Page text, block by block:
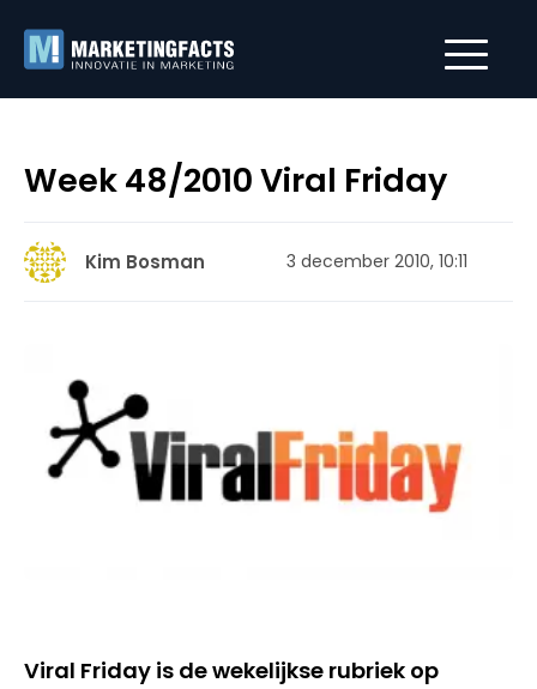
Week 48/2010 Viral Friday
Kim Bosman 3 december 2010, 10:11
Viral Friday is de wekelijkse rubriek op